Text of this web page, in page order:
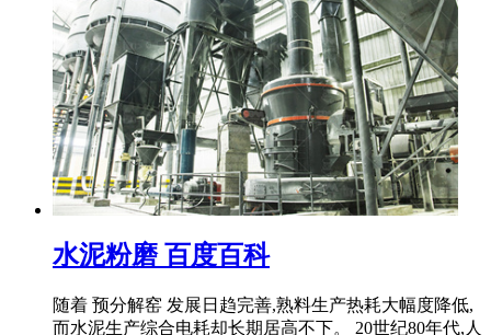
水泥粉磨 百度百科
随着 预分解窑 发展日趋完善,熟料生产热耗大幅度降低,
而水泥生产综合电耗却长期居高不下。 20世纪80年代,人